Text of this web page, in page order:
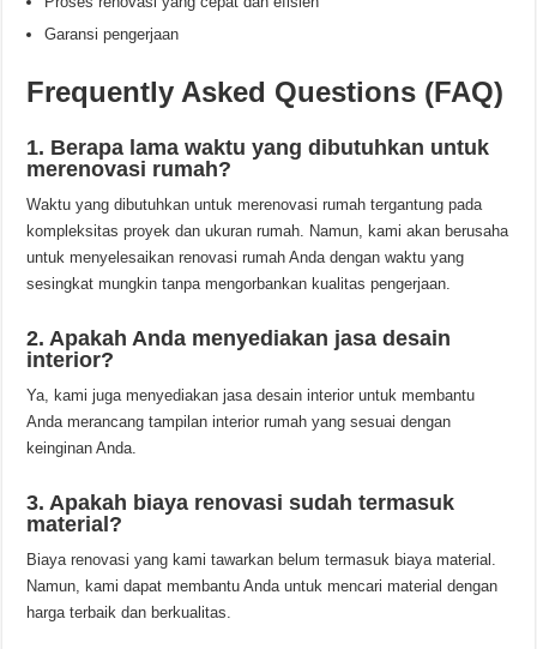
Garansi pengerjaan
Frequently Asked Questions (FAQ)
1. Berapa lama waktu yang dibutuhkan untuk
merenovasi rumah?
Waktu yang dibutuhkan untuk merenovasi rumah tergantung pada
kompleksitas proyek dan ukuran rumah. Namun, kami akan berusaha
untuk menyelesaikan renovasi rumah Anda dengan waktu yang
sesingkat mungkin tanpa mengorbankan kualitas pengerjaan.
2. Apakah Anda menyediakan jasa desain
interior?
Ya, kami juga menyediakan jasa desain interior untuk membantu
Anda merancang tampilan interior rumah yang sesuai dengan
keinginan Anda.
3. Apakah biaya renovasi sudah termasuk
material?
Biaya renovasi yang kami tawarkan belum termasuk biaya material.
Namun, kami dapat membantu Anda untuk mencari material dengan
harga terbaik dan berkualitas.